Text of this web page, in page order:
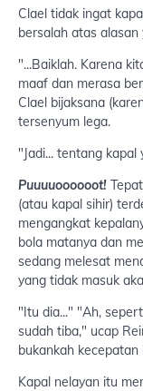
Clael tidak ingat
bersalah atas
"...Baiklah. Karena
maaf dan merasa
Clael bijaksana
tersenyum lega.
"Jadi... tentang
Puuuuoooooot!
(atau kapal sihir)
mengangkat
bola matanya dan
sedang melesat
yang tidak masuk
"Itu dia..." "Ah,
sudah tiba," ucap
bukankah
Kapal nelayan itu